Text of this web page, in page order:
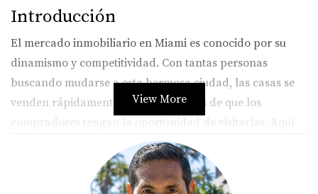
Introducción
El mercado inmobiliario en Miami es conocido por su
dinamismo y competitividad. Con tantas personas
buscando mudarse a esta hermosa ciudad, las casas se
venden rápidamente, a menudo antes de que los
compradores tengan la oportunidad de visitarlas. Aquí
es donde las alertas de nuevos listados juegan un papel
crucial. Al configurar alertas personalizadas, puedes
recibir información sobre propiedades tan pronto como
View More